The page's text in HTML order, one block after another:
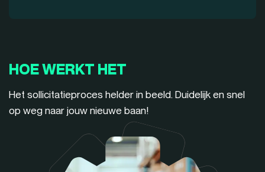
HOE WERKT HET
Het sollicitatieproces helder in beeld. Duidelijk en snel
op weg naar jouw nieuwe baan!